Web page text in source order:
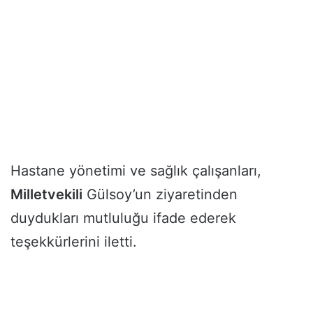
Hastane yönetimi ve sağlık çalışanları,
Milletvekili Gülsoy’un ziyaretinden
duydukları mutluluğu ifade ederek
teşekkürlerini iletti.